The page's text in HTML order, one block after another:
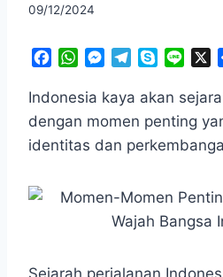
09/12/2024
c
e
b
o
W
a
t
A
p
M
s
s
n
e
l
e
r
m
y
p
n
e
Indonesia kaya akan
dengan momen penting
identitas dan